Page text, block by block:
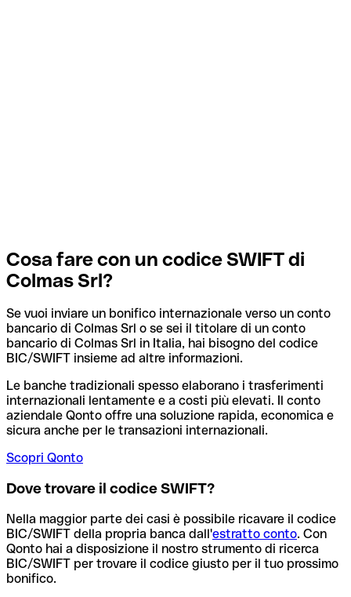
Cosa fare con un codice SWIFT di
Colmas Srl?
Se vuoi inviare un bonifico internazionale verso un conto
bancario di Colmas Srl o se sei il titolare di un conto
bancario di Colmas Srl in Italia, hai bisogno del codice
BIC/SWIFT insieme ad altre informazioni.
Le banche tradizionali spesso elaborano i trasferimenti
internazionali lentamente e a costi più elevati. Il conto
aziendale Qonto offre una soluzione rapida, economica e
sicura anche per le transazioni internazionali.
Scopri Qonto
Dove trovare il codice SWIFT?
Nella maggior parte dei casi è possibile ricavare il codice
BIC/SWIFT della propria banca dall'estratto conto. Con
Qonto hai a disposizione il nostro strumento di ricerca
BIC/SWIFT per trovare il codice giusto per il tuo prossimo
bonifico.